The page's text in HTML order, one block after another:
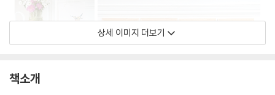
상세 이미지 더보기
책소개